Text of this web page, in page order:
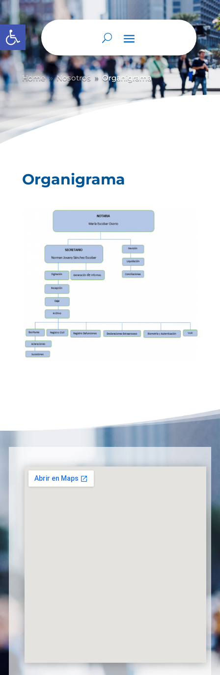
Abrir barra de herramientas
Home 9 Nosotros 9 Organigrama
Organigrama